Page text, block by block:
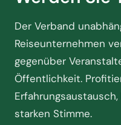
Der Verband
Reiseunternehmen
gegenüber
Öffentlichkeit.
starken Stimme.